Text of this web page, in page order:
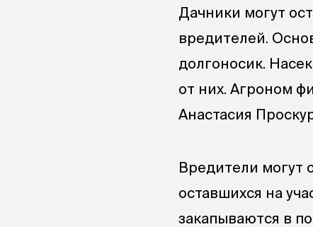
Дачники могут
вредителей.
долгоносик.
от них. Агроном
Анастасия
Вредители могут
оставшихся на
закапываются в